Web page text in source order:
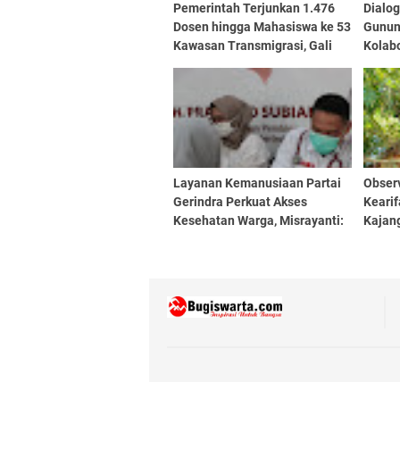
Pemerintah Terjunkan 1.476
Dosen hingga Mahasiswa ke 53
Kawasan Transmigrasi, Gali
Layanan Kemanusiaan Partai
Gerindra Perkuat Akses
Kesehatan Warga, Misrayanti: